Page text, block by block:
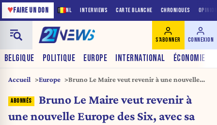
NL INTERVIEWS CARTE BLANCHE CHRONIQUES
♥FAIRE UN DON
BELGIQUE POLITIQUE EUROPE INTERNATIONAL ÉCONOMIE
S'ABONNER CONNEXION
Accueil Europe
Bruno Le Maire veut revenir à une nouvelle
Bruno Le Maire veut revenir à
une nouvelle Europe des Six, avec sa